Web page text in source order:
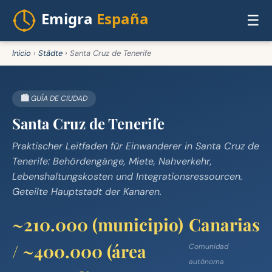
☰
Inicio › Städte › Santa Cruz de Tenerife
🏙️ GUÍA DE CIUDAD
Santa Cruz de Tenerife
Praktischer Leitfaden für Einwanderer in Santa Cruz de
Tenerife: Behördengänge, Miete, Nahverkehr,
Lebenshaltungskosten und Integrationsressourcen.
Geteilte Hauptstadt der Kanaren.
~210.000 (municipio)
/ ~400.000 (área
Canarias
Comunidad
autónoma